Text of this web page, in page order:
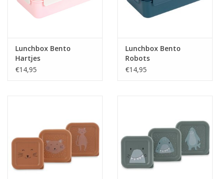
Lunchbox Bento
Hartjes
€14,95
Lunchbox Bento
Robots
€14,95